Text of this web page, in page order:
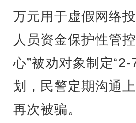
万元用于虚假网络
人员资金保护性管
心”被劝对象制定
划，民警定期沟通
再次被骗。